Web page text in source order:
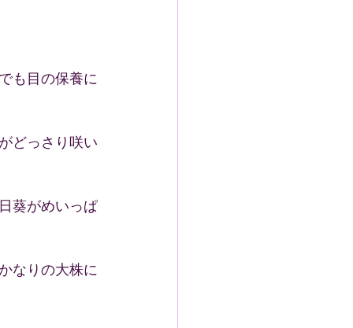
も目の保養に
どっさり咲い
葵がめいっぱ
なりの大株に